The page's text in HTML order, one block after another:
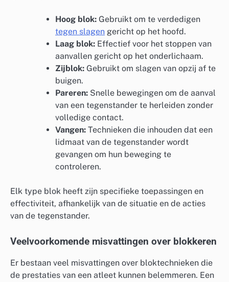
Hoog blok: Gebruikt om te verdedigen
tegen slagen gericht op het hoofd.
Laag blok: Effectief voor het stoppen van
aanvallen gericht op het onderlichaam.
Zijblok: Gebruikt om slagen van opzij af te
buigen.
Pareren: Snelle bewegingen om de aanval
van een tegenstander te herleiden zonder
volledige contact.
Vangen: Technieken die inhouden dat een
lidmaat van de tegenstander wordt
gevangen om hun beweging te
controleren.
Elk type blok heeft zijn specifieke toepassingen en
effectiviteit, afhankelijk van de situatie en de acties
van de tegenstander.
Veelvoorkomende misvattingen over blokkeren
Er bestaan veel misvattingen over bloktechnieken die
de prestaties van een atleet kunnen belemmeren. Een